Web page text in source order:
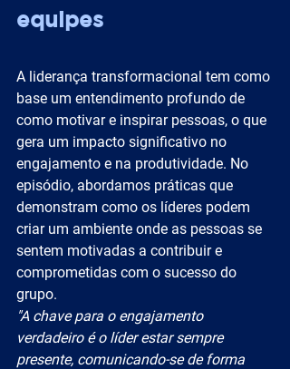
equipes
A liderança transformacional tem como
base um entendimento profundo de
como motivar e inspirar pessoas, o que
gera um impacto significativo no
engajamento e na produtividade. No
episódio, abordamos práticas que
demonstram como os líderes podem
criar um ambiente onde as pessoas se
sentem motivadas a contribuir e
comprometidas com o sucesso do
grupo.
"A chave para o engajamento
verdadeiro é o líder estar sempre
presente, comunicando-se de forma